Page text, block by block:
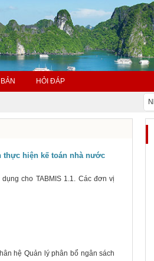
HỎI ĐÁP
thực hiện kế toán nhà nước
cho TABMIS 1.1. Các đơn vị
hệ Quản lý phân bổ ngân sách